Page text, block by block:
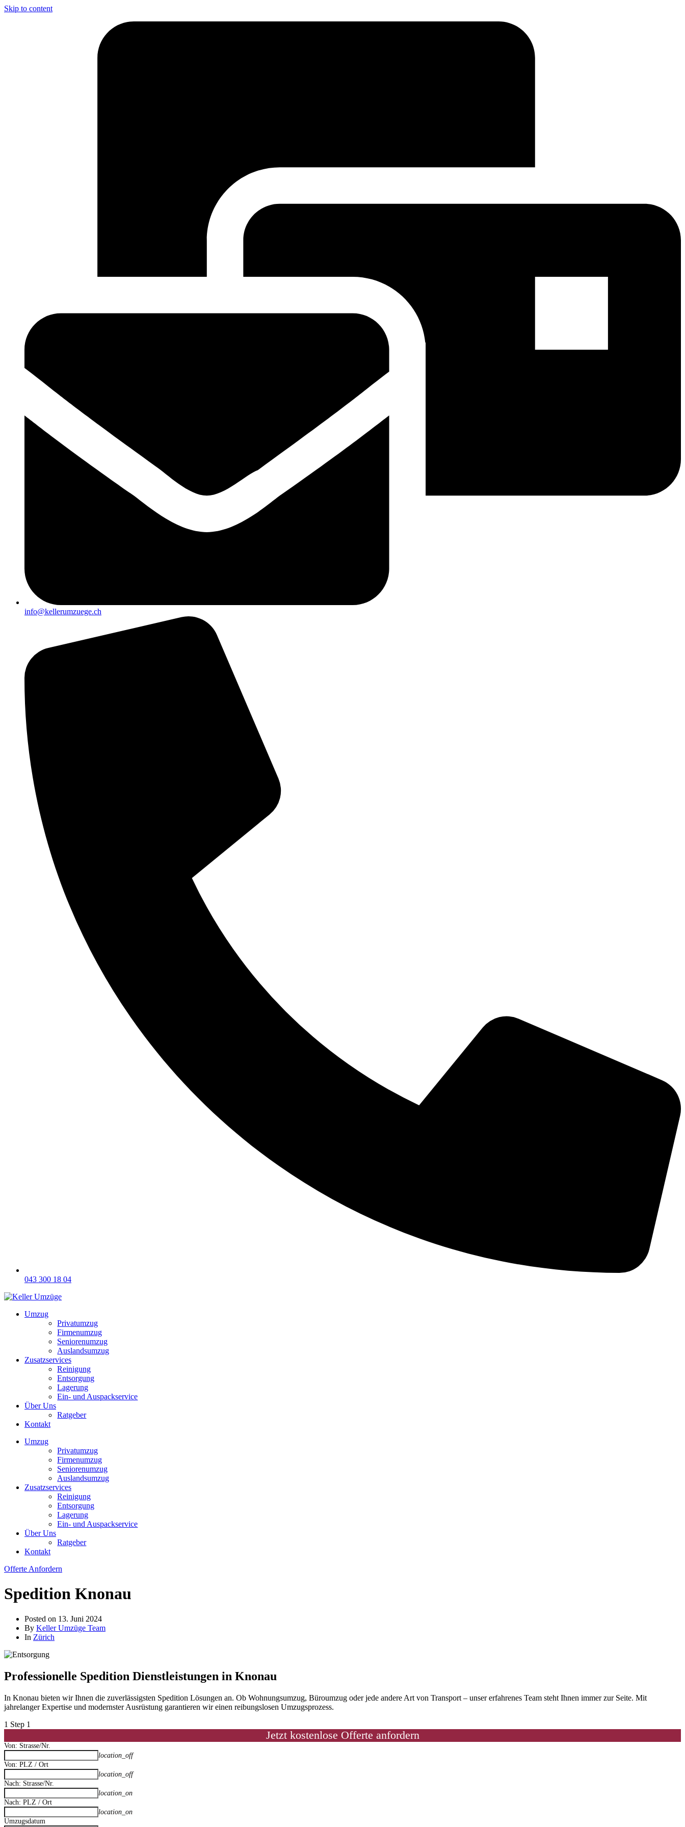
Skip to content
info@kellerumzuege.ch
043 300 18 04
Umzug
Privatumzug
Firmenumzug
Seniorenumzug
Auslandsumzug
Zusatzservices
Reinigung
Entsorgung
Lagerung
Ein- und Auspackservice
Über Uns
Ratgeber
Kontakt
Umzug
Privatumzug
Firmenumzug
Seniorenumzug
Auslandsumzug
Zusatzservices
Reinigung
Entsorgung
Lagerung
Ein- und Auspackservice
Über Uns
Ratgeber
Kontakt
Offerte Anfordern
Spedition Knonau
Posted on 13. Juni 2024
By Keller Umzüge Team
In Zürich
Professionelle Spedition Dienstleistungen in Knonau
In Knonau bieten wir Ihnen die zuverlässigsten Spedition Lösungen an. Ob Wohnungsumzug, Büroumzug oder jede andere Art von Transport – unser erfahrenes Team steht Ihnen immer zur Seite. Mit
jahrelanger Expertise und modernster Ausrüstung garantieren wir einen reibungslosen Umzugsprozess.
1 Step 1
Jetzt kostenlose Offerte anfordern
Von: Strasse/Nr.
location_off
Von: PLZ / Ort
location_off
Nach: Strasse/Nr.
location_on
Nach: PLZ / Ort
location_on
Umzugsdatum